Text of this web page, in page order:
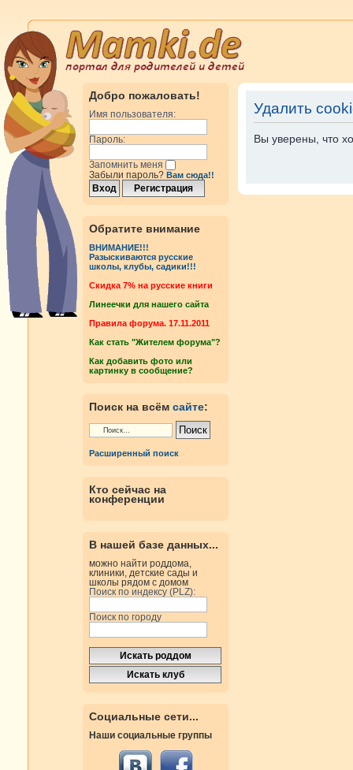
Добро пожаловать!
Имя пользователя:
Пароль:
Запомнить меня
Забыли пароль? Вам сюда!!
Обратите внимание
ВНИМАНИЕ!!!
Разыскиваются русские
школы, клубы, садики!!!
Cкидка 7% на русские книги
Линеечки для нашего сайта
Правила форума. 17.11.2011
Как стать "Жителем форума"?
Как добавить фото или
картинку в сообщение?
Поиск на всём сайте:
Расширенный поиск
Кто сейчас на
конференции
В нашей базе данных...
можно найти роддома,
клиники, детские сады и
школы рядом с домом
Поиск по индексу (PLZ):
Поиск по городу
Социальные сети...
Наши социальные группы
Удалить
Вы уверены, что